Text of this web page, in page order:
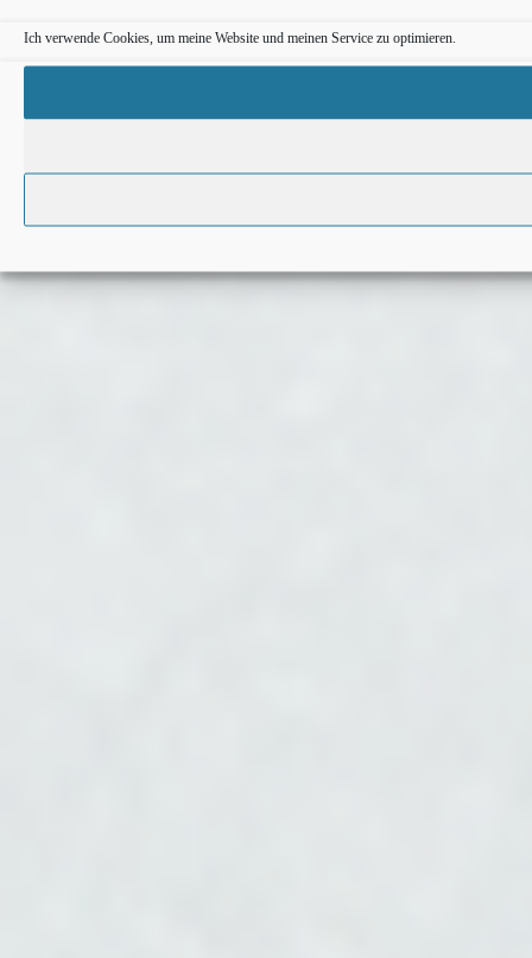
Ich verwende Cookies, um meine Website und meinen Service zu optimieren.